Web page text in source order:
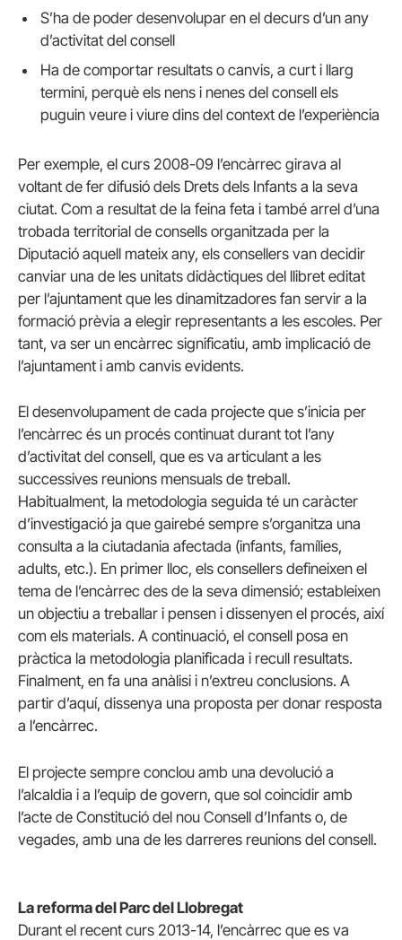
S’ha de poder desenvolupar en el decurs d’un any
d’activitat del consell
Ha de comportar resultats o canvis, a curt i llarg
termini, perquè els nens i nenes del consell els
puguin veure i viure dins del context de l’experiència
Per exemple, el curs 2008-09 l’encàrrec girava al
voltant de fer difusió dels Drets dels Infants a la seva
ciutat. Com a resultat de la feina feta i també arrel d’una
trobada territorial de consells organitzada per la
Diputació aquell mateix any, els consellers van decidir
canviar una de les unitats didàctiques del llibret editat
per l’ajuntament que les dinamitzadores fan servir a la
formació prèvia a elegir representants a les escoles. Per
tant, va ser un encàrrec significatiu, amb implicació de
l’ajuntament i amb canvis evidents.
El desenvolupament de cada projecte que s’inicia per
l’encàrrec és un procés continuat durant tot l’any
d’activitat del consell, que es va articulant a les
successives reunions mensuals de treball.
Habitualment, la metodologia seguida té un caràcter
d’investigació ja que gairebé sempre s’organitza una
consulta a la ciutadania afectada (infants, famílies,
adults, etc.). En primer lloc, els consellers defineixen el
tema de l’encàrrec des de la seva dimensió; estableixen
un objectiu a treballar i pensen i dissenyen el procés, així
com els materials. A continuació, el consell posa en
pràctica la metodologia planificada i recull resultats.
Finalment, en fa una anàlisi i n’extreu conclusions. A
partir d’aquí, dissenya una proposta per donar resposta
a l’encàrrec.
El projecte sempre conclou amb una devolució a
l’alcaldia i a l’equip de govern, que sol coincidir amb
l’acte de Constitució del nou Consell d’Infants o, de
vegades, amb una de les darreres reunions del consell.
La reforma del Parc del Llobregat
Durant el recent curs 2013-14, l’encàrrec que es va